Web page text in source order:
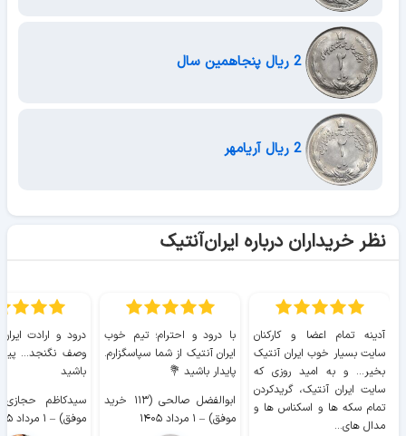
2 ریال پنجاهمین سال
2 ریال آریامهر
نظر خریداران درباره ایران‌آنتیک
آدینه تمام اعضا و کارکنان
سایت بسیار خوب ايران آنتیک
بخیر... و به امید روزی که
سایت ايران آنتیک، گریدکردن
تمام سکه ها و اسکناس ها و
مدال های...
با درود و احترام؛ تیم خوب
ایران آنتیک از شما سپاسگزارم.
پایدار باشید 💐
ابوالفضل صالحی (۱۱۳ خرید
موفق) – ۱ مرداد ۱۴۰۵
درود و ارادت
وصف نگنجد...
باشید
موفق) – ۱ مرداد ۱۴۰۵